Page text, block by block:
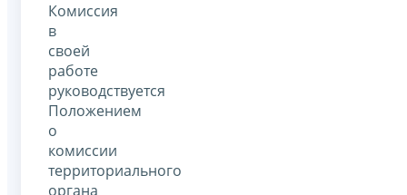
Комиссия
в
своей
работе
руководствуется
Положением
о
комиссии
территориального
органа